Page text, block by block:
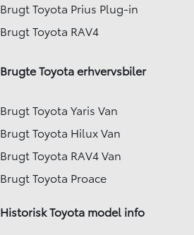
Brugt Toyota Prius Plug-in
Brugt Toyota RAV4
Brugte Toyota erhvervsbiler
Brugt Toyota Yaris Van
Brugt Toyota Hilux Van
Brugt Toyota RAV4 Van
Brugt Toyota Proace
Historisk Toyota model info